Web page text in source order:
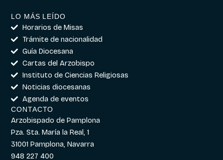
LO MÁS LEÍDO
Horarios de Misas
Trámite de nacionalidad
Guía Diocesana
Cartas del Arzobispo
Instituto de Ciencias Religiosas
Noticias diocesanas
Agenda de eventos
CONTACTO
Arzobispado de Pamplona
Pza. Sta. María la Real, 1
31001 Pamplona, Navarra
948 227 400